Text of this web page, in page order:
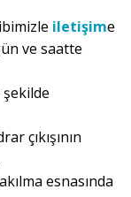
iletişime
ve saatte
şekilde
çıkışının
esnasında